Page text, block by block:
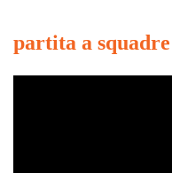
partita a squadre